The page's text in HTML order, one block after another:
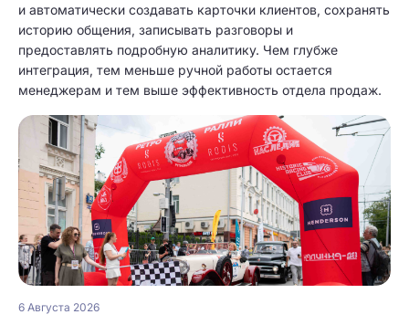
и автоматически создавать карточки клиентов, сохранять
историю общения, записывать разговоры и
предоставлять подробную аналитику. Чем глубже
интеграция, тем меньше ручной работы остается
менеджерам и тем выше эффективность отдела продаж.
6 Августа 2026